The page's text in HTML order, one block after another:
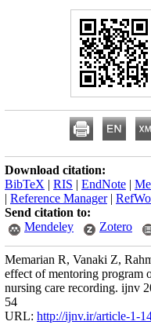
Download citation:
BibTeX | RIS | EndNote |
| Reference Manager|
Send citation to:
Mendeley
Zotero
Memarian R, Vanaki Z,
effect of mentoring program
nursing care recording. ijnv
54
URL: http://ijnv.ir/article-1-